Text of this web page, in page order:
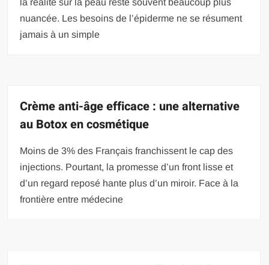
nuancée. Les besoins de l’épiderme ne se résument
jamais à un simple
Crème anti-âge efficace : une alternative
au Botox en cosmétique
Moins de 3% des Français franchissent le cap des
injections. Pourtant, la promesse d’un front lisse et
d’un regard reposé hante plus d’un miroir. Face à la
frontière entre médecine